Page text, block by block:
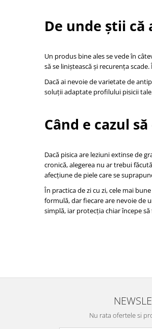
De unde știi
Un produs bine ales se vede în
să se liniștească și recurența
Dacă ai nevoie de varietate de
soluții adaptate profilului pisicii
Când e cazul
Dacă pisica are leziuni extinse de
cronică, alegerea nu ar trebui
afecțiune de piele care se
În practica de zi cu zi, cele mai
formulă, dar fiecare are nevoie de
simplă, iar protecția chiar începe
Nu rata ofertele si